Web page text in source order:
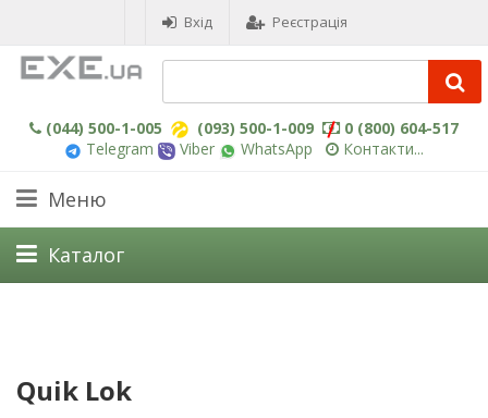
Вхід Реєстрація
(044) 500-1-005 (093) 500-1-009
0 (800) 604-517
Telegram
Viber WhatsApp Контакти...
Меню
Каталог
Quik Lok